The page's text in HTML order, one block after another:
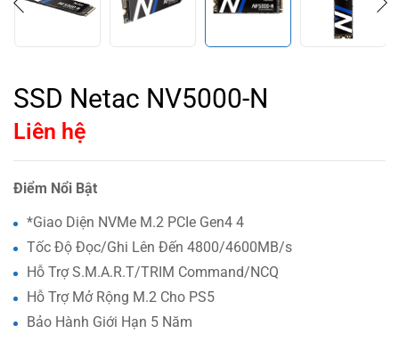
SSD Netac NV5000-N
Liên hệ
Điểm Nổi Bật
*Giao Diện NVMe M.2 PCIe Gen4 4
Tốc Độ Đọc/Ghi Lên Đến 4800/4600MB/s
Hỗ Trợ S.M.A.R.T/TRIM Command/NCQ
Hỗ Trợ Mở Rộng M.2 Cho PS5
Bảo Hành Giới Hạn 5 Năm